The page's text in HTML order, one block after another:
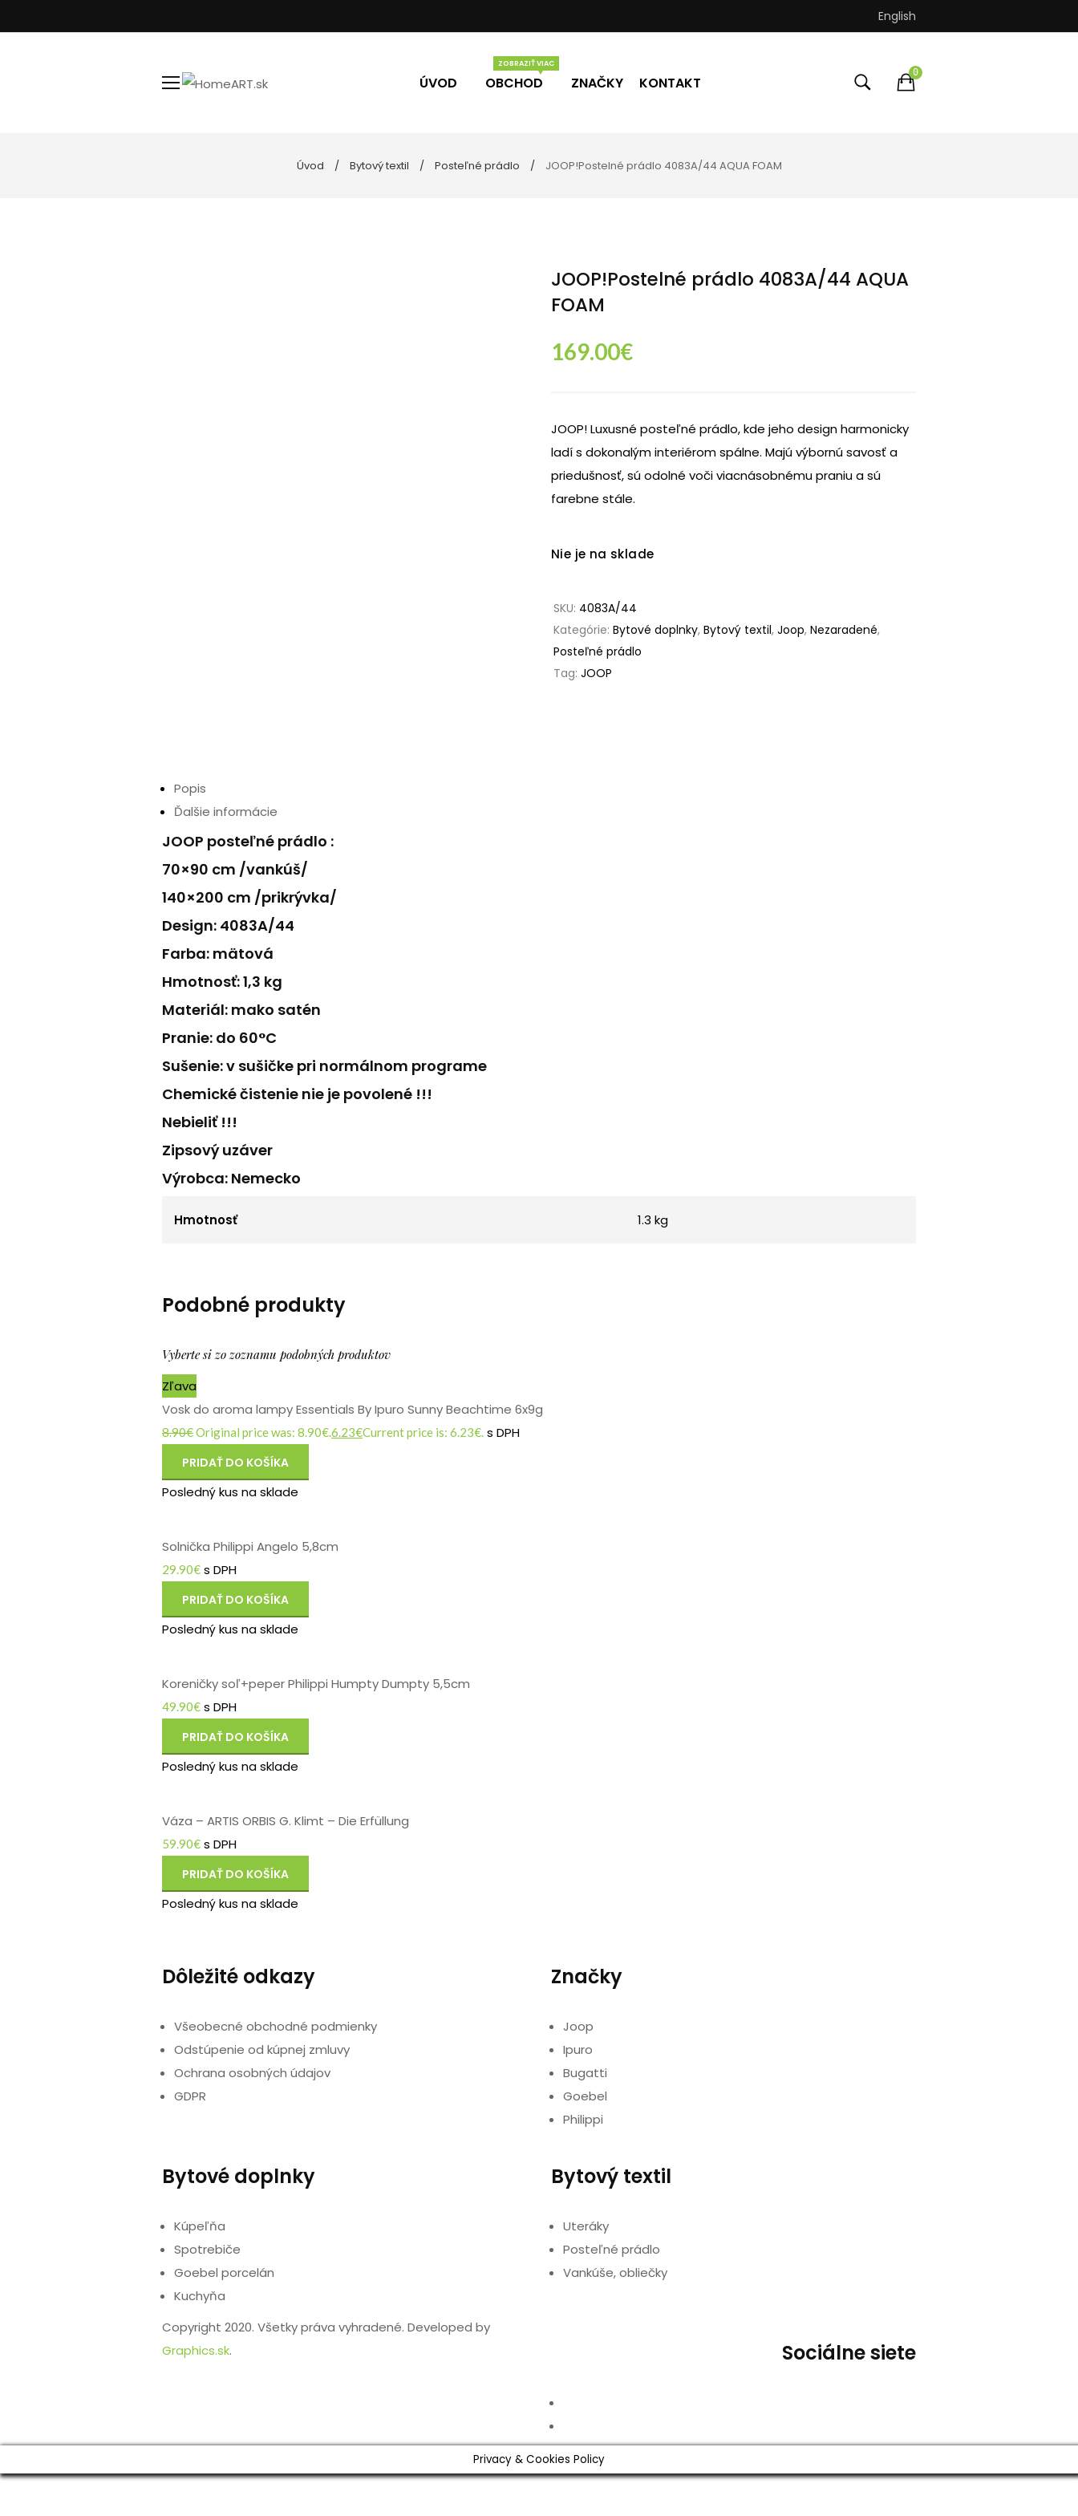
English
ÚVOD OBCHOD
Uteráky
Vône Darčekové poukážky
ZNAČKY KONTAKT
0
Úvod Bytový textil Posteľné prádlo JOOP!Postelné prádlo 4083A/44 AQUA FOAM
JOOP!Postelné prádlo 4083A/44 AQUA
FOAM
169.00€
JOOP! Luxusné posteľné prádlo, kde jeho design harmonicky
ladí s dokonalým interiérom spálne. Majú výbornú savosť a
priedušnosť, sú odolné voči viacnásobnému praniu a sú
farebne stále.
Nie je na sklade
SKU: 4083A/44
Kategórie: Bytové doplnky, Bytový textil, Joop, Nezaradené,
Posteľné prádlo
Tag: JOOP
Popis
Ďalšie informácie
JOOP posteľné prádlo :
70×90 cm /vankúš/
140×200 cm /prikrývka/
Design: 4083A/44
Farba: mätová
Hmotnosť: 1,3 kg
Materiál: mako satén
Pranie: do 60°C
Sušenie: v sušičke pri normálnom programe
Chemické čistenie nie je povolené !!!
Nebieliť !!!
Zipsový uzáver
Výrobca: Nemecko
Hmotnosť 1.3 kg
Podobné produkty
Vyberte si zo zoznamu podobných produktov
Zľava
Vosk do aroma lampy Essentials By Ipuro Sunny Beachtime 6x9g
8.90€Original price was: 8.90€.6.23€Current price is: 6.23€. s DPH
PRIDAŤ DO KOŠÍKA
Posledný kus na sklade
Solnička Philippi Angelo 5,8cm
29.90€ s DPH
PRIDAŤ DO KOŠÍKA
Posledný kus na sklade
Koreničky soľ+peper Philippi Humpty Dumpty 5,5cm
49.90€ s DPH
PRIDAŤ DO KOŠÍKA
Posledný kus na sklade
Váza – ARTIS ORBIS G. Klimt – Die Erfüllung
59.90€ s DPH
PRIDAŤ DO KOŠÍKA
Posledný kus na sklade
Dôležité odkazy
Všeobecné obchodné podmienky
Odstúpenie od kúpnej zmluvy
Ochrana osobných údajov
GDPR
Značky
Joop
Ipuro
Bugatti
Goebel
Philippi
Bytové doplnky
Kúpeľňa
Spotrebiče
Goebel porcelán
Kuchyňa
Bytový textil
Uteráky
Posteľné prádlo
Vankúše, obliečky
Copyright 2020. Všetky práva vyhradené. Developed by
Graphics.sk. Sociálne siete
Privacy & Cookies Policy